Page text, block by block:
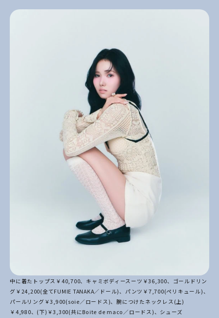
中に着たトップス￥40,700、キャミボディースーツ￥36,300、ゴールドリン
グ￥24,200(全てFUMIE TANAKA／ドール)、パンツ￥7,700(ペリキュール)、
パールリング￥3,900(soie／ロードス)、腕につけたネックレス(上)
￥4,980、(下)￥3,300(共にBoite de maco／ロードス)、シューズ